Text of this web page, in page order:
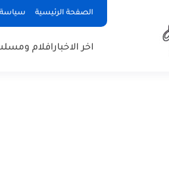
الصفحة الرئيسية سياسة
اخر الاخبارافلام